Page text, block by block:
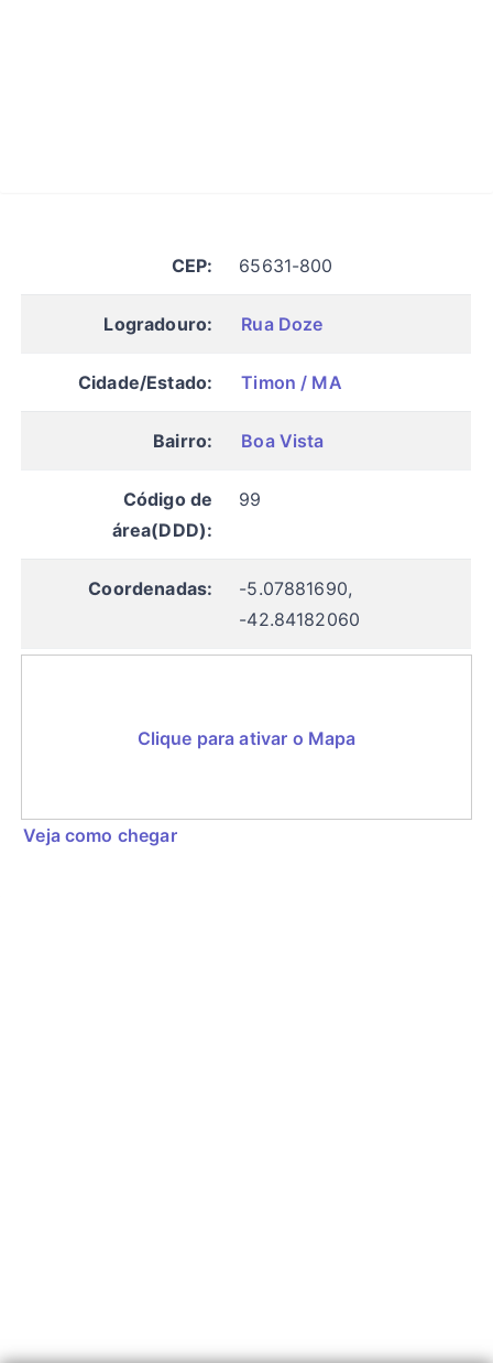
CEP: 65631-800
Logradouro: Rua Doze
Cidade/Estado: Timon / MA
Bairro: Boa Vista
Código de
área(DDD):
99
Coordenadas:
-5.07881690,
-42.84182060
Clique para ativar o Mapa
Veja como chegar